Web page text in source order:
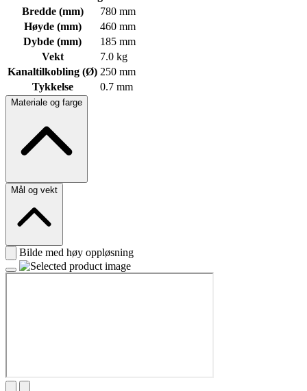
Bredde (mm)
780 mm
Høyde (mm)
460 mm
Dybde (mm)
185 mm
Vekt
7.0 kg
Kanaltilkobling (Ø) 250 mm
Tykkelse
0.7 mm
Materiale og farge
Mål og vekt
Bilde med høy oppløsning